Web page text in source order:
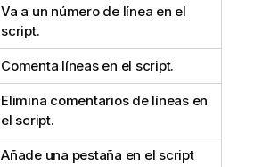
Va a un número de línea en el
script.
Comenta líneas en el script.
Elimina comentarios de líneas en
el script.
Añade una pestaña en el script